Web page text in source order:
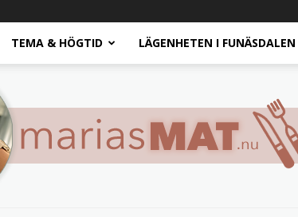
TEMA & HÖGTID LÄGENHETEN I FUNÄSDALEN